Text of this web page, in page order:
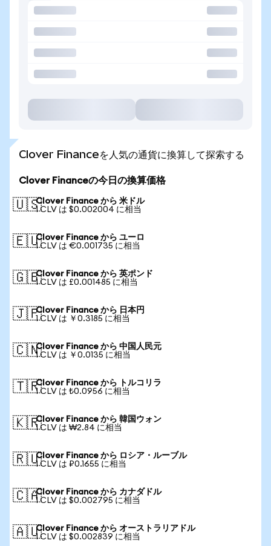
Clover Financeを人気の通貨に換算して探索する
Clover Financeの今日の換算価格
🇺🇸Clover Finance から 米ドル
1 CLV は $0.002004 に相当
🇪🇺Clover Finance から ユーロ
1 CLV は €0.001735 に相当
🇬🇧Clover Finance から 英ポンド
1 CLV は £0.001485 に相当
🇯🇵Clover Finance から 日本円
1 CLV は ￥0.3185 に相当
🇨🇳Clover Finance から 中国人民元
1 CLV は ￥0.0135 に相当
🇹🇷Clover Finance から トルコリラ
1 CLV は ₺0.0956 に相当
🇰🇷Clover Finance から 韓国ウォン
1 CLV は ₩2.84 に相当
🇷🇺Clover Finance から ロシア・ルーブル
1 CLV は ₽0.1655 に相当
🇨🇦Clover Finance から カナダドル
1 CLV は $0.002795 に相当
🇦🇺Clover Finance から オーストラリアドル
1 CLV は $0.002839 に相当